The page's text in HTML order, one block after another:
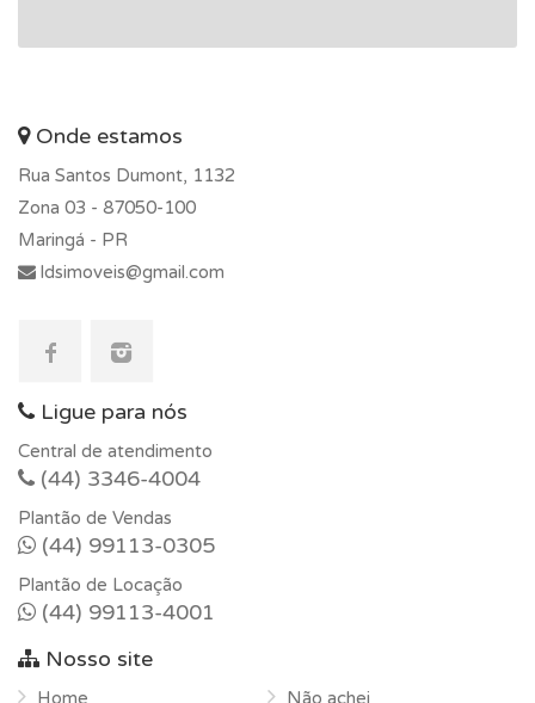
Onde estamos
Rua Santos Dumont, 1132
Zona 03 - 87050-100
Maringá - PR
ldsimoveis@gmail.com
Ligue para nós
Central de atendimento
(44) 3346-4004
Plantão de Vendas
(44) 99113-0305
Plantão de Locação
(44) 99113-4001
Nosso site
Home Não achei